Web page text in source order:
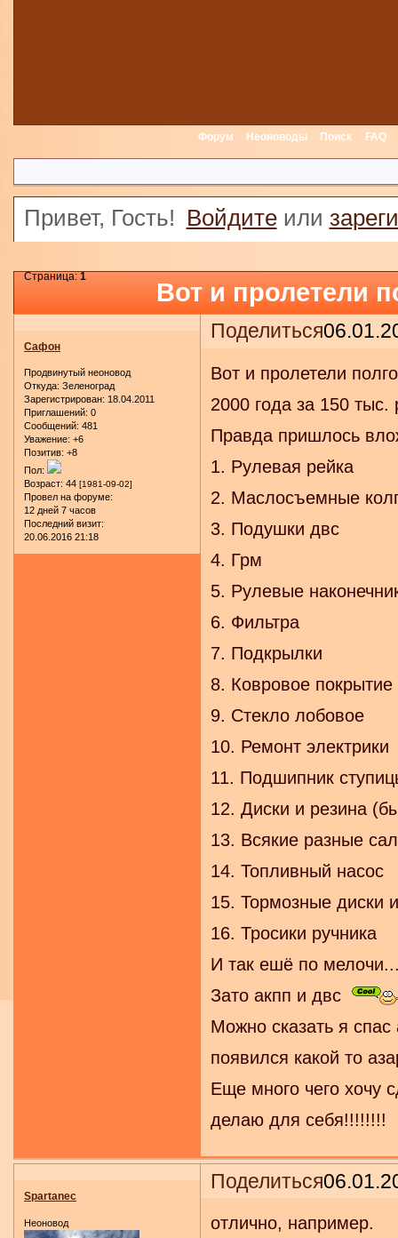
Форум Неоноводы Поиск FAQ
Привет, Гость! Войдитеили
Вот и пролетели
Страница:1
Поделиться
Сафон
Продвинутый неоновод
Откуда: Зеленоград
Зарегистрирован: 18.04.2011
Приглашений: 0
Сообщений: 481
Уважение: +6
Позитив: +8
Пол:
Возраст: 44 [1981-09-02]
Провел на форуме:
12 дней 7 часов
Последний визит:
20.06.2016 21:18
Вот и пролетели
2000 года за 150
Правда пришлось
1. Рулевая рейка
2. Маслосъемные
3. Подушки двс
4. Грм
5. Рулевые
6. Фильтра
7. Подкрылки
8. Ковровое
9. Стекло лобовое
10. Ремонт электрики
11. Подшипник
12. Диски и резина
13. Всякие разные
14. Топливный насос
15. Тормозные диски
16. Тросики ручника
И так ешё по
Зато акпп и двс
Можно сказать я
появился какой то
Еще много чего хочу
делаю для себя!!!!!!!!
Поделиться
Spartanec
Неоновод отлично, например.